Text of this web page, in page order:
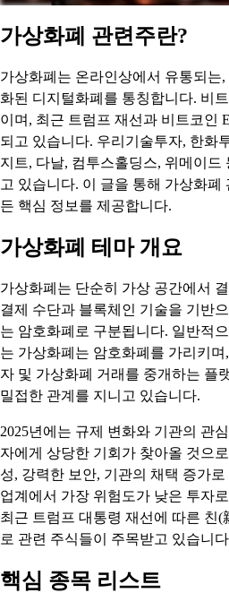
가상화폐 관련주란?
가상화폐는 온라인상에서 유통되는
화된 디지털화폐를 통칭합니다. 비
이며, 최근 트럼프 재선과 비트코인
되고 있습니다. 우리기술투자, 한화
지트, 다날, 컴투스홀딩스, 위메이드
고 있습니다. 이 글을 통해 가상화폐
든 핵심 정보를 제공합니다.
가상화폐 테마 개요
가상화폐는 단순히 가상 공간에서
결제 수단과 블록체인 기술을 기반
는 암호화폐로 구분됩니다. 일반적
는 가상화폐는 암호화폐를 가리키
자 및 가상화폐 거래를 중개하는 플
밀접한 관계를 지니고 있습니다.
2025년에는 규제 변화와 기관의 관
자에게 상당한 기회가 찾아올 것으
성, 강력한 보안, 기관의 채택 증가
업계에서 가장 위험도가 낮은 투자
최근 트럼프 대통령 재선에 따른 친(
로 관련 주식들이 주목받고 있습니
핵심 종목 리스트